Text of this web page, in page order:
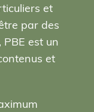
et
par des
est un
et